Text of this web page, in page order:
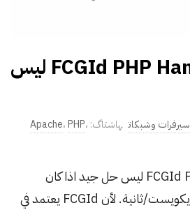
APC مع FCGId PHP Handler ليس
سيرفرات وشبكات Apache،PHP،
APC مع FCGId PHP Handler ليس حل جيد اذا كان
السيرفر يستقبل 200+ ريكويست/ثانية. لأن FCGId يعتمد في